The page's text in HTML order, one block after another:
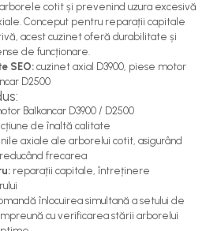
cotit și prevenind uzura excesivă
Conceput pentru reparații capitale
acest cuzinet oferă durabilitate și
de funcționare.
SEO: cuzinet axial D3900, piese motor
D2500
Balkancar D3900 / D2500
de înaltă calitate
axiale ale arborelui cotit, asigurând
frecarea
reparații capitale, întreținere
înlocuirea simultană a setului de
cu verificarea stării arborelui